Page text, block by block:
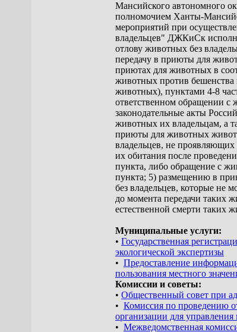
Мансийского автономного
полномочием Ханты-
мероприятий при
владельцев" ДЖКиСк
отлову животных без
передачу в приюты для
приютах для животных в
животных против бешенства
животных), пунктами 4-8
ответственном обращении
законодательные акты
животных их владельцам, а
приюты для животных
владельцев, не
их обитания после
пункта, либо обращение с
пункта; 5) размещению в
без владельцев, которые не
до момента передачи таких
естественной смерти таких
Муниципальные услуги:
• Государственная
экологической экспертизы
• Предоставление
пользования местного
Комиссии и советы:
• Общественный совет при
• Комиссия по проведению
организации для
• Межведомственная